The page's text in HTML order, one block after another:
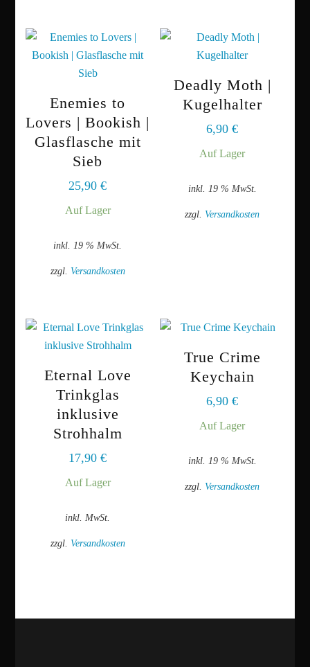
Enemies to
Lovers | Bookish |
Glasflasche mit
Sieb
25,90€
Auf Lager
inkl. 19 % MwSt.
zzgl. Versandkosten
Deadly Moth |
Kugelhalter
6,90€
Auf Lager
inkl. 19 % MwSt.
zzgl. Versandkosten
Eternal Love
Trinkglas
inklusive
Strohhalm
17,90€
Auf Lager
inkl. MwSt.
zzgl. Versandkosten
mehrere
True Crime
Keychain
6,90€
Auf Lager
inkl. 19 % MwSt.
zzgl. Versandkosten